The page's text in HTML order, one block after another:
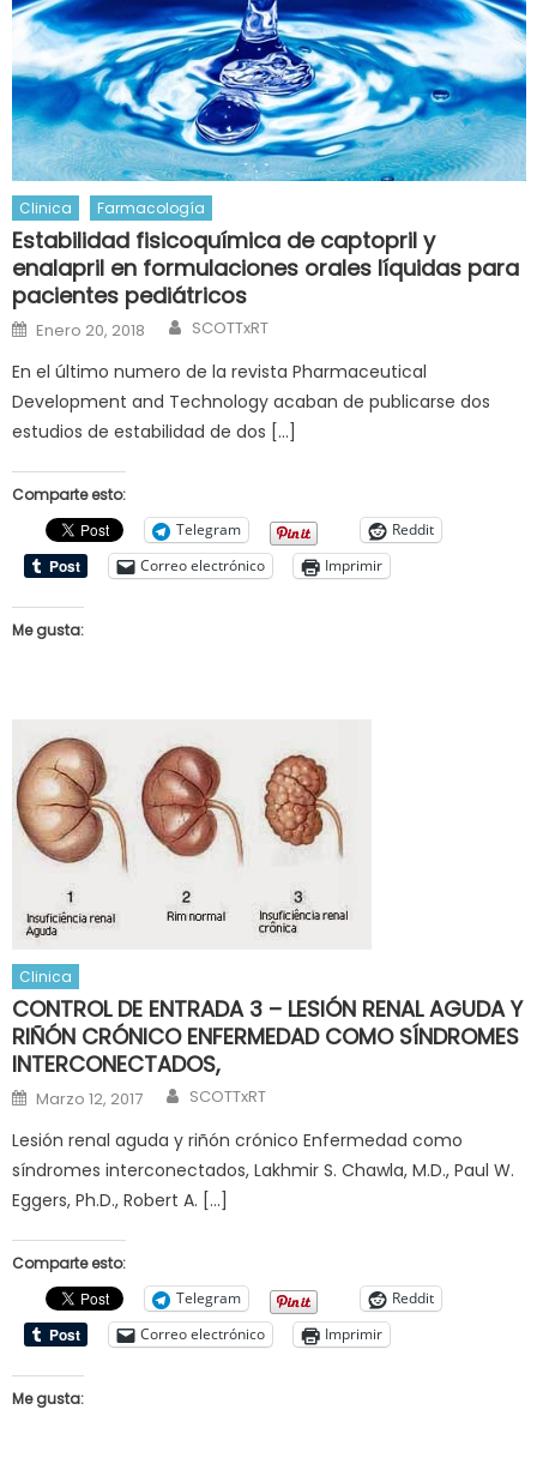
Clinica Farmacología
Estabilidad fisicoquímica de captopril y
enalapril en formulaciones orales líquidas para
pacientes pediátricos
Posted
on
Enero 20, 2018 Author
SCOTTxRT
En el último numero de la revista Pharmaceutical
Development and Technology acaban de publicarse dos
estudios de estabilidad de dos […]
Comparte esto:
Telegram
Reddit
Correo electrónico
Imprimir
Me gusta:
Clinica
CONTROL DE ENTRADA 3 – LESIÓN RENAL AGUDA Y
RIÑÓN CRÓNICO ENFERMEDAD COMO SÍNDROMES
INTERCONECTADOS,
Posted
on
Marzo 12, 2017 Author
SCOTTxRT
Lesión renal aguda y riñón crónico Enfermedad como
síndromes interconectados, Lakhmir S. Chawla, M.D., Paul W.
Eggers, Ph.D., Robert A. […]
Comparte esto:
Telegram
Reddit
Correo electrónico
Imprimir
Me gusta: